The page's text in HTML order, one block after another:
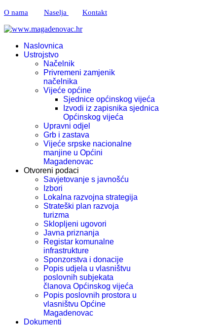
O nama Naselja Kontakt
Naslovnica
Ustrojstvo
Načelnik
Privremeni zamjenik
načelnika
Vijeće općine
Sjednice općinskog vijeća
Izvodi iz zapisnika sjednica
Općinskog vijeća
Upravni odjel
Grb i zastava
Vijeće srpske nacionalne
manjine u Općini
Magadenovac
Otvoreni podaci
Savjetovanje s javnošću
Izbori
Lokalna razvojna strategija
Strateški plan razvoja
turizma
Sklopljeni ugovori
Javna priznanja
Registar komunalne
infrastrukture
Sponzorstva i donacije
Popis udjela u vlasništvu
poslovnih subjekata
članova Općinskog vijeća
Popis poslovnih prostora u
vlasništvu Općine
Magadenovac
Dokumenti